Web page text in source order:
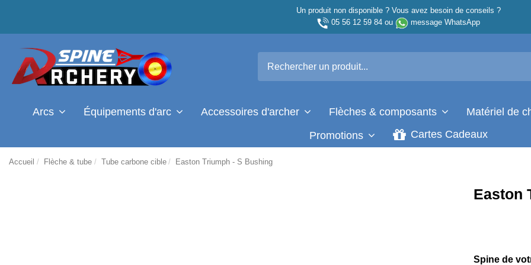
Un produit non disponible ? Vous avez besoin de conseils ?
05 56 12 59 84ou message WhatsApp
Arcs Équipements d'arc Accessoires d'archer Flèches & composants
Matériel de
Promotions
Cartes Cadeaux
Accueil Flèche & tube Tube carbone cible Easton Triumph - S Bushing
Easton
Spine de